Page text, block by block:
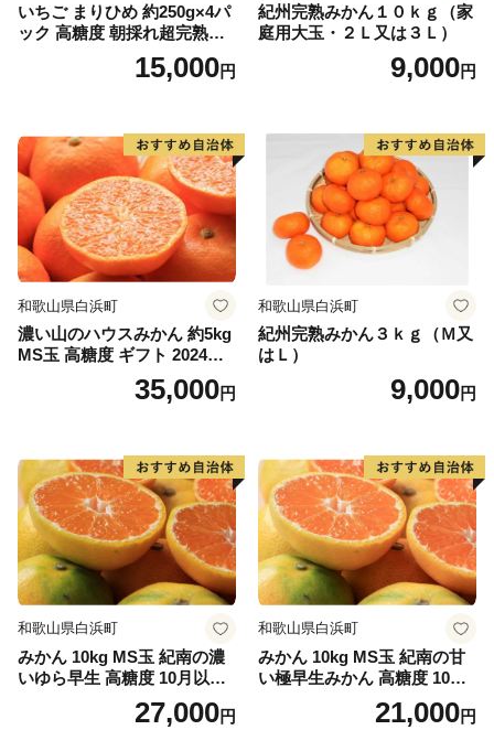
いちご まりひめ 約250g×4パ
ック 高糖度 朝採れ超完熟ま
りひめ 1月以降発送分
15,000円
紀州完熟みかん１０ｋｇ（家
庭用大玉・２Ｌ又は３Ｌ）
9,000円
和歌山県白浜町
濃い山のハウスみかん 約5kg
MS玉 高糖度 ギフト 2024年7
35,000円
和歌山県白浜町
紀州完熟みかん３ｋｇ（Ｍ又
はＬ）
9,000円
和歌山県白浜町
みかん 10kg MS玉 紀南の濃
いゆら早生 高糖度 10月以降
発送 マルチ被覆栽培27,000円
和歌山県白浜町
みかん 10kg MS玉 紀南の甘
い極早生みかん 高糖度 10月
以降発送 マルチ被覆栽培
21,000円